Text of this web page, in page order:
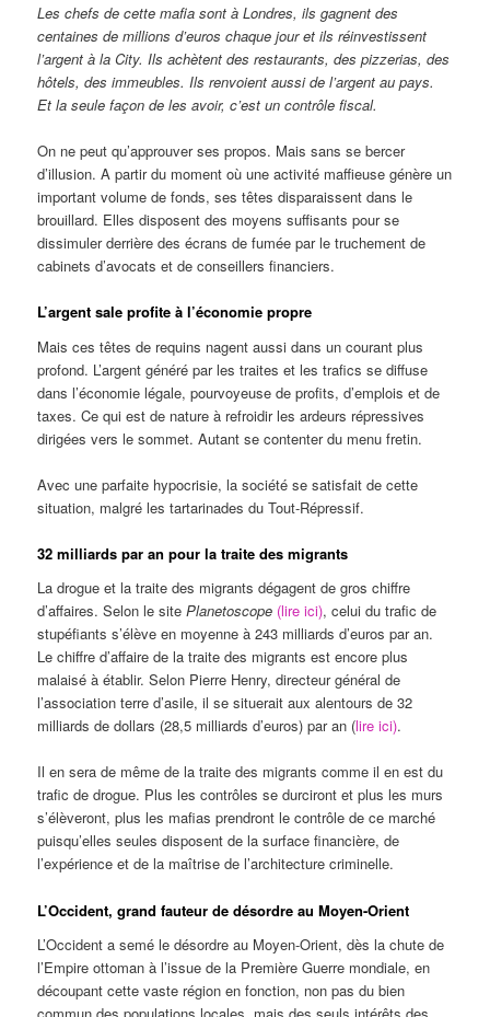
Les chefs de cette mafia sont à Londres, ils gagnent des
centaines de millions d’euros chaque jour et ils réinvestissent
l’argent à la City. Ils achètent des restaurants, des pizzerias, des
hôtels, des immeubles. Ils renvoient aussi de l’argent au pays.
Et la seule façon de les avoir, c’est un contrôle fiscal.
On ne peut qu’approuver ses propos. Mais sans se bercer
d’illusion. A partir du moment où une activité maffieuse génère un
important volume de fonds, ses têtes disparaissent dans le
brouillard. Elles disposent des moyens suffisants pour se
dissimuler derrière des écrans de fumée par le truchement de
cabinets d’avocats et de conseillers financiers.
L’argent sale profite à l’économie propre
Mais ces têtes de requins nagent aussi dans un courant plus
profond. L’argent généré par les traites et les trafics se diffuse
dans l’économie légale, pourvoyeuse de profits, d’emplois et de
taxes. Ce qui est de nature à refroidir les ardeurs répressives
dirigées vers le sommet. Autant se contenter du menu fretin.
Avec une parfaite hypocrisie, la société se satisfait de cette
situation, malgré les tartarinades du Tout-Répressif.
32 milliards par an pour la traite des migrants
La drogue et la traite des migrants dégagent de gros chiffre
d’affaires. Selon le site Planetoscope (lire ici), celui du trafic de
stupéfiants s’élève en moyenne à 243 milliards d’euros par an.
Le chiffre d’affaire de la traite des migrants est encore plus
malaisé à établir. Selon Pierre Henry, directeur général de
l’association terre d’asile, il se situerait aux alentours de 32
milliards de dollars (28,5 milliards d’euros) par an (lire ici).
Il en sera de même de la traite des migrants comme il en est du
trafic de drogue. Plus les contrôles se durciront et plus les murs
s’élèveront, plus les mafias prendront le contrôle de ce marché
puisqu’elles seules disposent de la surface financière, de
l’expérience et de la maîtrise de l’architecture criminelle.
L’Occident, grand fauteur de désordre au Moyen-Orient
L’Occident a semé le désordre au Moyen-Orient, dès la chute de
l’Empire ottoman à l’issue de la Première Guerre mondiale, en
découpant cette vaste région en fonction, non pas du bien